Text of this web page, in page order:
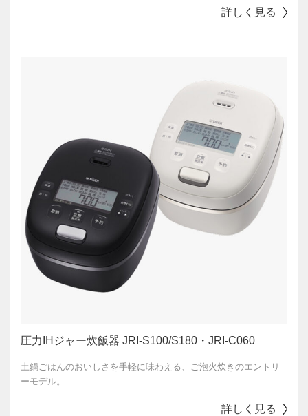
詳しく見る
圧力IHジャー炊飯器 JRI-S100/S180・JRI-C060
土鍋ごはんのおいしさを手軽に味わえる、ご泡火炊きのエントリ
ーモデル。
詳しく見る